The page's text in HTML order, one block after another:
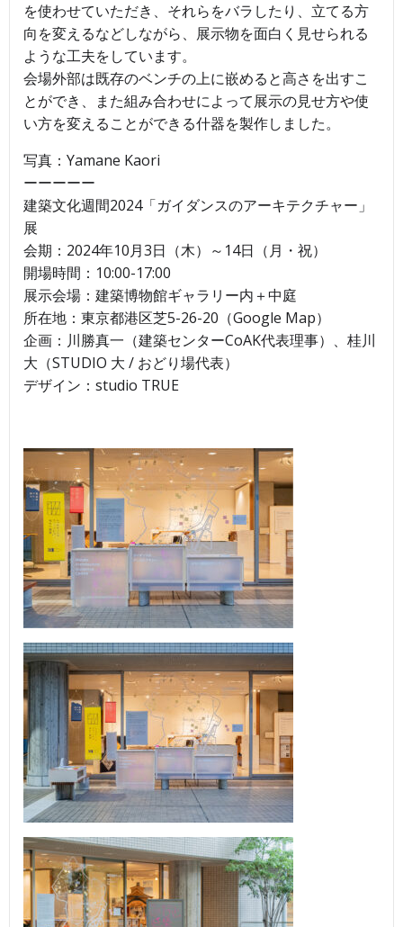
を使わせていただき、それらをバラしたり、立てる方
向を変えるなどしながら、展示物を面白く見せられる
ような工夫をしています。
会場外部は既存のベンチの上に嵌めると高さを出すこ
とができ、また組み合わせによって展示の見せ方や使
い方を変えることができる什器を製作しました。
写真：Yamane Kaori
ーーーーー
建築文化週間2024「ガイダンスのアーキテクチャー」
展
会期：2024年10月3日（木）～14日（月・祝）
開場時間：10:00-17:00
展示会場：建築博物館ギャラリー内＋中庭
所在地：東京都港区芝5-26-20（Google Map）
企画：川勝真一（建築センターCoAK代表理事）、桂川
大（STUDIO 大 / おどり場代表）
デザイン：studio TRUE